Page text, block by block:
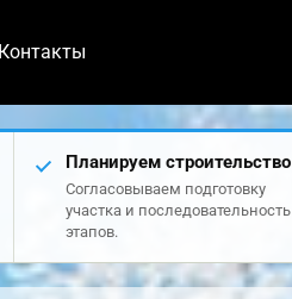
Контакты
Планируем строительство
Согласовываем подготовку
участка и последовательность
этапов.